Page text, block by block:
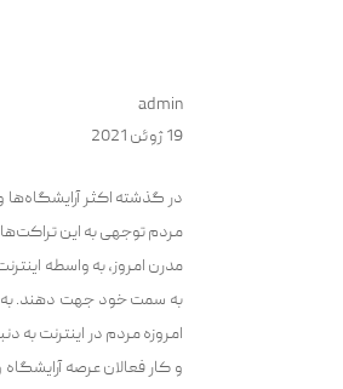
admin
19 ژوئن 2021
در گذشته اکثر آرایشگاه‌ها
مردم توجهی به این تراکت‌ها
مدرن امروز، به واسطه
به سمت خود جهت دهند. به
امروزه مردم در اینترنت به
و کار فعالان عرصه